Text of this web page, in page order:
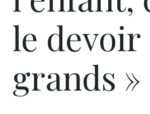
le devoir
grands »